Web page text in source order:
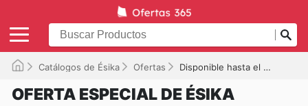
Catálogos de Ésika Ofertas Disponible hasta el 18/08/2026
OFERTA ESPECIAL DE ÉSIKA